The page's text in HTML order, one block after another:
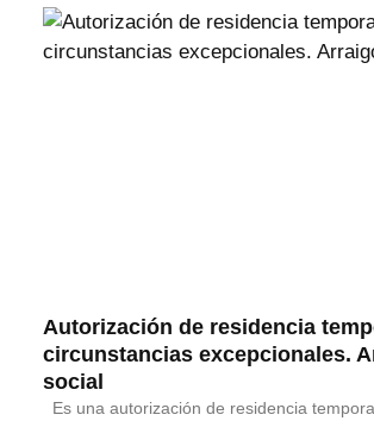
Autorización de residencia
circunstancias excepcionales.
social
Es una autorización de residencia